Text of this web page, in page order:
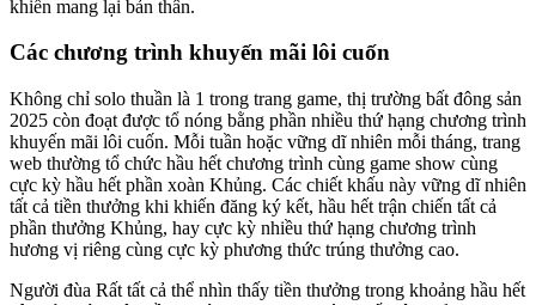
khiển mang lại bản thân.
Các chương trình khuyến mãi lôi cuốn
Không chỉ solo thuần là 1 trong trang game, thị trường bất đông sản
2025 còn đoạt được tổ nóng bằng phần nhiều thứ hạng chương trình
khuyến mãi lôi cuốn. Mỗi tuần hoặc vững dĩ nhiên mỗi tháng, trang
web thường tổ chức hầu hết chương trình cùng game show cùng
cực kỳ hầu hết phần xoàn Khủng. Các chiết khấu này vững dĩ nhiên
tất cả tiền thưởng khi khiến đăng ký kết, hầu hết trận chiến tất cả
phần thưởng Khủng, hay cực kỳ nhiều thứ hạng chương trình
hương vị riêng cùng cực kỳ phương thức trúng thưởng cao.
Người đùa Rất tất cả thể nhìn thấy tiền thưởng trong khoảng hầu hết